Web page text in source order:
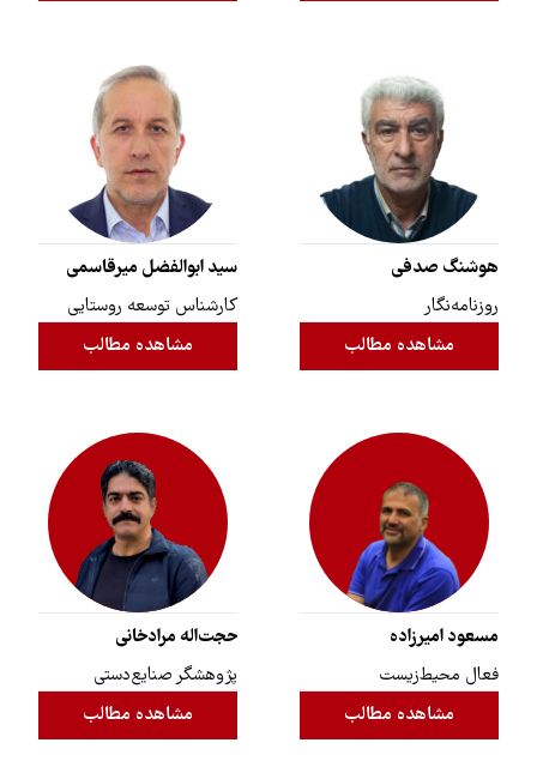
هوشنگ صدفی
روزنامه‌نگار
مشاهده مطالب
سید ابوالفضل میرقاسمی
کارشناس توسعه روستایی
مشاهده مطالب
مسعود امیرزاده
فعال محیط‌زیست
مشاهده مطالب
حجت‌اله مرادخانی
پژوهشگر صنایع‌دستی
مشاهده مطالب